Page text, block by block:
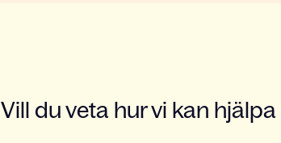
Vill du veta hur vi kan hjälpa